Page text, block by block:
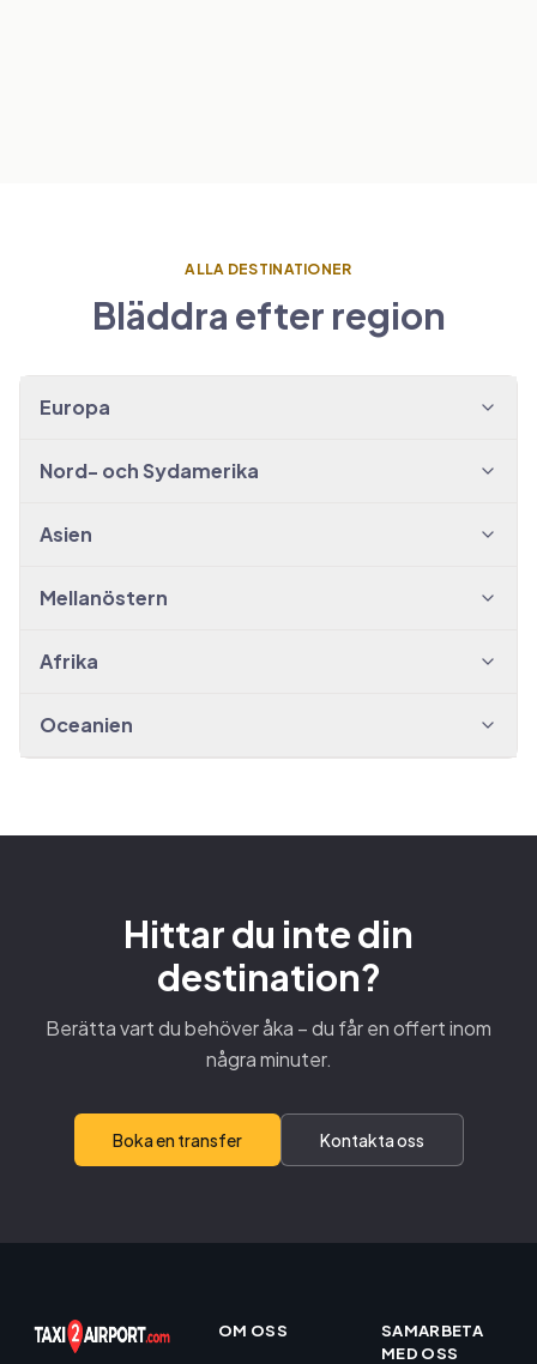
ALLA DESTINATIONER
Bläddra efter region
Europa
Nord- och Sydamerika
Asien
Mellanöstern
Afrika
Oceanien
Hittar du inte din
destination?
Berätta vart du behöver åka – du får en offert inom
några minuter.
Boka en transfer Kontakta oss
OM OSS
SAMARBETA
MED OSS